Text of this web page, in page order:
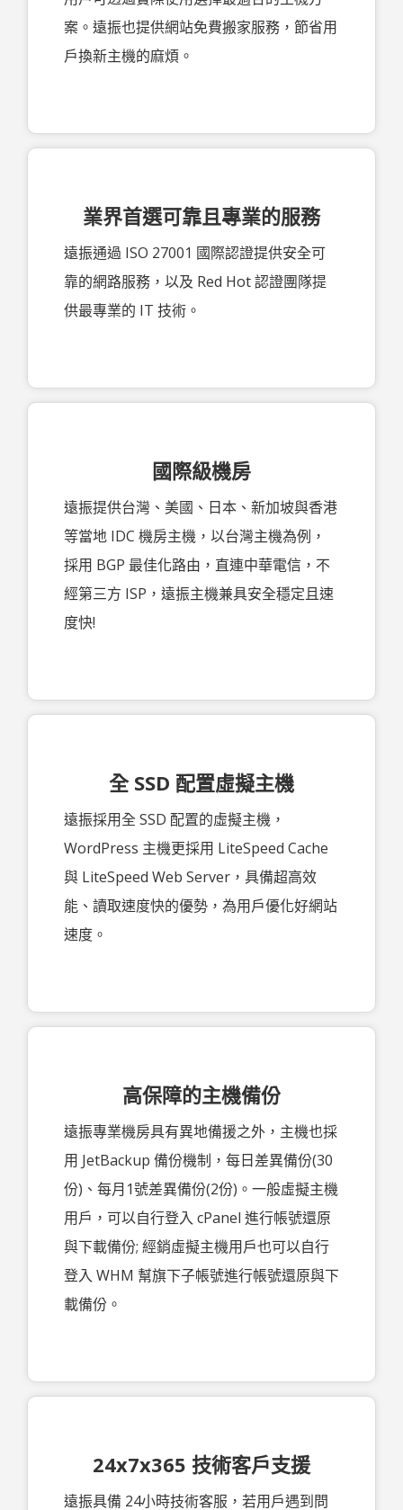
案。遠振也提供網站免費搬家服務，節省用
戶換新主機的麻煩。
業界首選可靠且專業的服務
遠振通過 ISO 27001 國際認證提供安全可
靠的網路服務，以及 Red Hot 認證團隊提
供最專業的 IT 技術。
國際級機房
遠振提供台灣、美國、日本、新加坡與香港
等當地 IDC 機房主機，以台灣主機為例，
採用 BGP 最佳化路由，直連中華電信，不
經第三方 ISP，遠振主機兼具安全穩定且速
度快!
全 SSD 配置虛擬主機
遠振採用全 SSD 配置的虛擬主機，
WordPress 主機更採用 LiteSpeed Cache
與 LiteSpeed Web Server，具備超高效
能、讀取速度快的優勢，為用戶優化好網站
速度。
高保障的主機備份
遠振專業機房具有異地備援之外，主機也採
用 JetBackup 備份機制，每日差異備份(30
份)、每月1號差異備份(2份)。一般虛擬主機
用戶，可以自行登入 cPanel 進行帳號還原
與下載備份; 經銷虛擬主機用戶也可以自行
登入 WHM 幫旗下子帳號進行帳號還原與下
載備份。
24x7x365 技術客戶支援
遠振具備 24小時技術客服，若用戶遇到問